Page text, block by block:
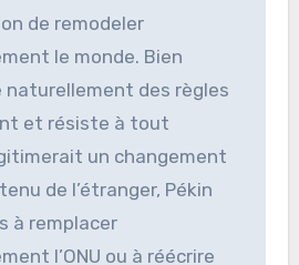
de remodeler
le monde. Bien
naturellement des règles
et résiste à tout
un changement
de l’étranger, Pékin
à remplacer
l’ONU ou à réécrire